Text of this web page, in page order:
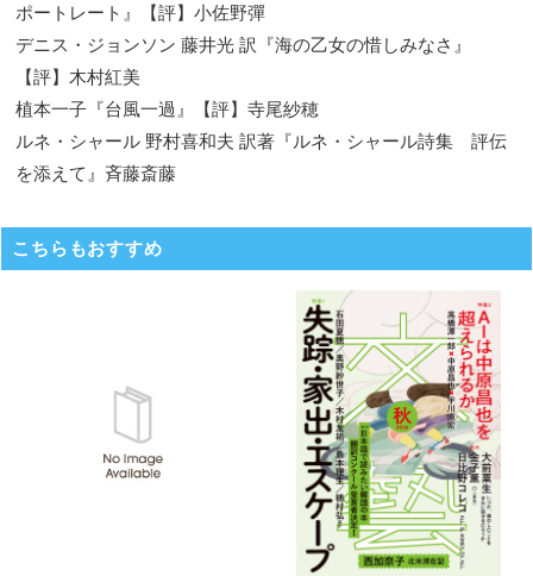
ポートレート』【評】小佐野彈
デニス・ジョンソン 藤井光 訳『海の乙女の惜しみなさ』
【評】木村紅美
植本一子『台風一過』【評】寺尾紗穂
ルネ・シャール 野村喜和夫 訳著『ルネ・シャール詩集 評伝
を添えて』斉藤斎藤
こちらもおすすめ